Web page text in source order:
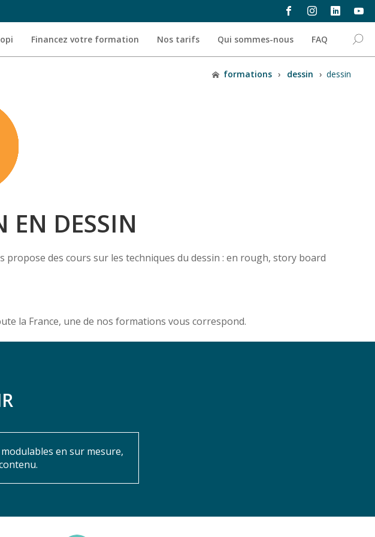
Financez votre formation Nos tarifs Qui sommes-nous FAQ
formations › dessin › dessin
EN DESSIN
des cours sur les techniques du dessin : en rough, story board
la France, une de nos formations vous correspond.
en sur mesure,